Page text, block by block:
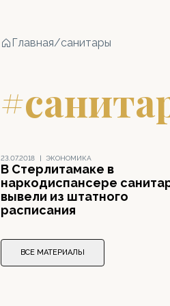
Главная/санитары
23.07.2018 | ЭКОНОМИКА
В Стерлитамаке в
наркодиспансере
вывели из штатного
расписания
ВСЕ МАТЕРИАЛЫ